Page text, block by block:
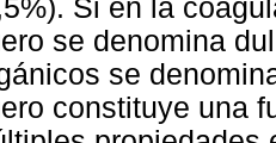
Si en la
se denomina
se
constituye una